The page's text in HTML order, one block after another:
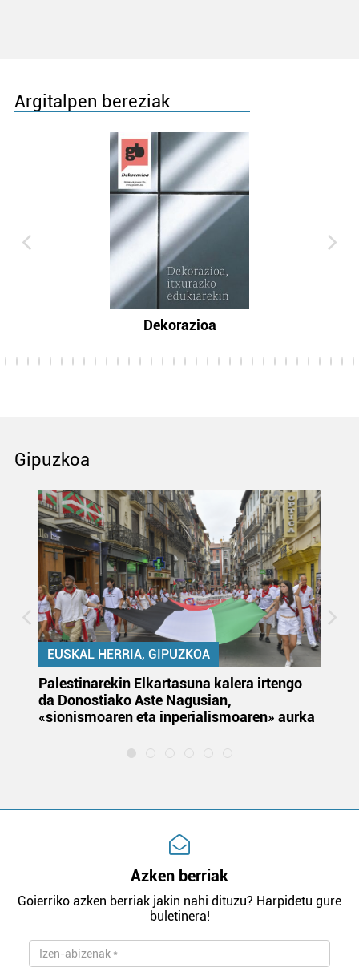
Argitalpen bereziak
Dekorazioa
Gipuzkoa
EUSKAL HERRIA, GIPUZKOA
Palestinarekin Elkartasuna kalera irtengo
da Donostiako Aste Nagusian,
«sionismoaren eta inperialismoaren» aurka
Azken berriak
Goierriko azken berriak jakin nahi dituzu? Harpidetu gure
buletinera!